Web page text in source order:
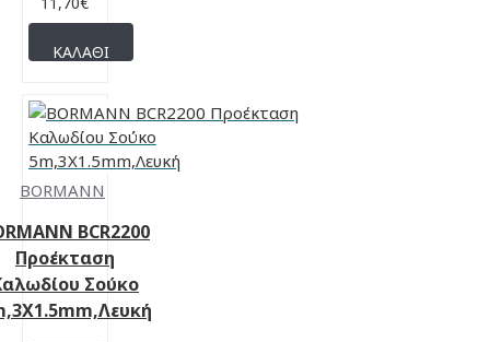
ΚΑΛΆΘΙ
BORMANN
BCR2200
Προέκταση
Σούκο